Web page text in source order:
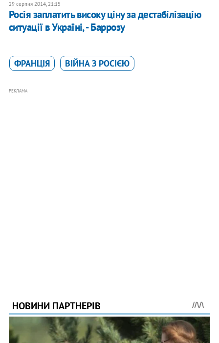
29 серпня 2014, 21:15
Росія заплатить високу ціну за дестабілізацію
ситуації в Україні, - Баррозу
ФРАНЦІЯ ВІЙНА З РОСІЄЮ
РЕКЛАМА